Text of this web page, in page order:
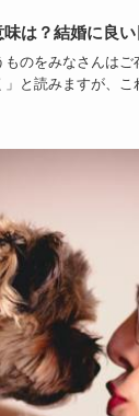
は？結婚に良
ものをみなさんはご
」と読みますが、
…